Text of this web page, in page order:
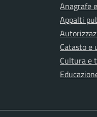
Anagrafe
Appalti
Catasto e
Cultura e